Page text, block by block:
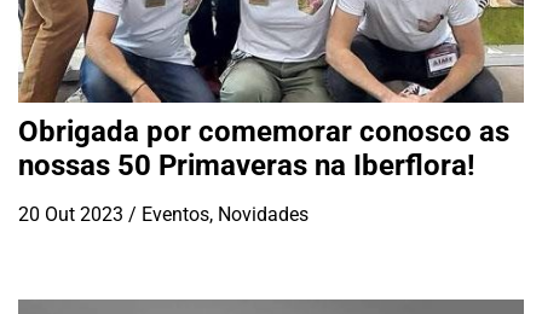
Obrigada por comemorar conosco as
nossas 50 Primaveras na Iberflora!
20 Out 2023 / Eventos, Novidades